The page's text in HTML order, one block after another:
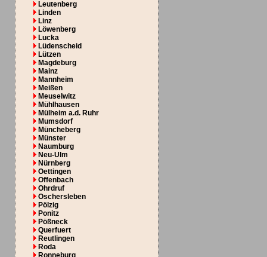
Leutenberg
Linden
Linz
Löwenberg
Lucka
Lüdenscheid
Lützen
Magdeburg
Mainz
Mannheim
Meißen
Meuselwitz
Mühlhausen
Mülheim a.d. Ruhr
Mumsdorf
Müncheberg
Münster
Naumburg
Neu-Ulm
Nürnberg
Oettingen
Offenbach
Ohrdruf
Oschersleben
Pölzig
Ponitz
Pößneck
Querfuert
Reutlingen
Roda